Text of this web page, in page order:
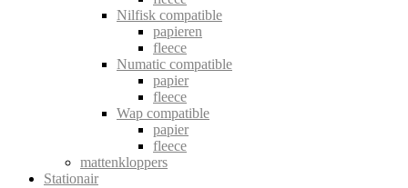
Nilfisk compatible
papieren
fleece
Numatic compatible
papier
fleece
Wap compatible
papier
fleece
mattenkloppers
Stationair